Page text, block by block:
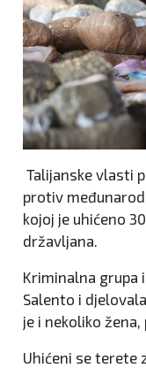
Talijanske vlasti
protiv
kojoj je uhićeno
državljana.
Kriminalna grupa
Salento i
je i nekoliko
Uhićeni se terete